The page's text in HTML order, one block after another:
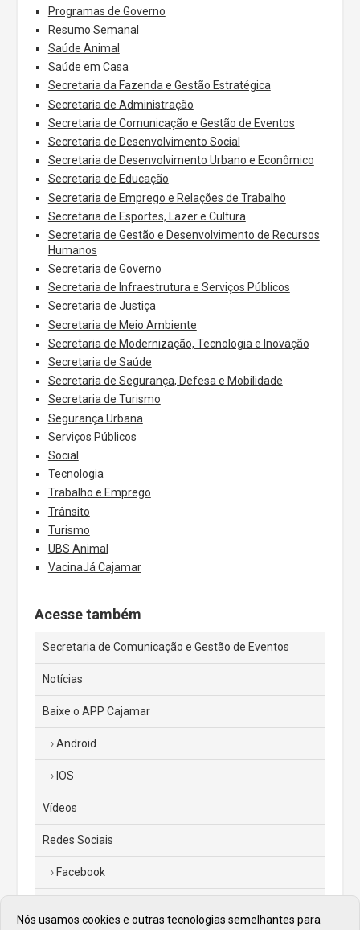
Programas de Governo
Resumo Semanal
Saúde Animal
Saúde em Casa
Secretaria da Fazenda e Gestão Estratégica
Secretaria de Administração
Secretaria de Comunicação e Gestão de Eventos
Secretaria de Desenvolvimento Social
Secretaria de Desenvolvimento Urbano e Econômico
Secretaria de Educação
Secretaria de Emprego e Relações de Trabalho
Secretaria de Esportes, Lazer e Cultura
Secretaria de Gestão e Desenvolvimento de Recursos
Humanos
Secretaria de Governo
Secretaria de Infraestrutura e Serviços Públicos
Secretaria de Justiça
Secretaria de Meio Ambiente
Secretaria de Modernização, Tecnologia e Inovação
Secretaria de Saúde
Secretaria de Segurança, Defesa e Mobilidade
Secretaria de Turismo
Segurança Urbana
Serviços Públicos
Social
Tecnologia
Trabalho e Emprego
Trânsito
Turismo
UBS Animal
VacinaJá Cajamar
Acesse também
Secretaria de Comunicação e Gestão de Eventos
Notícias
Baixe o APP Cajamar
Android
IOS
Vídeos
Redes Sociais
Facebook
Nós usamos cookies e outras tecnologias semelhantes para